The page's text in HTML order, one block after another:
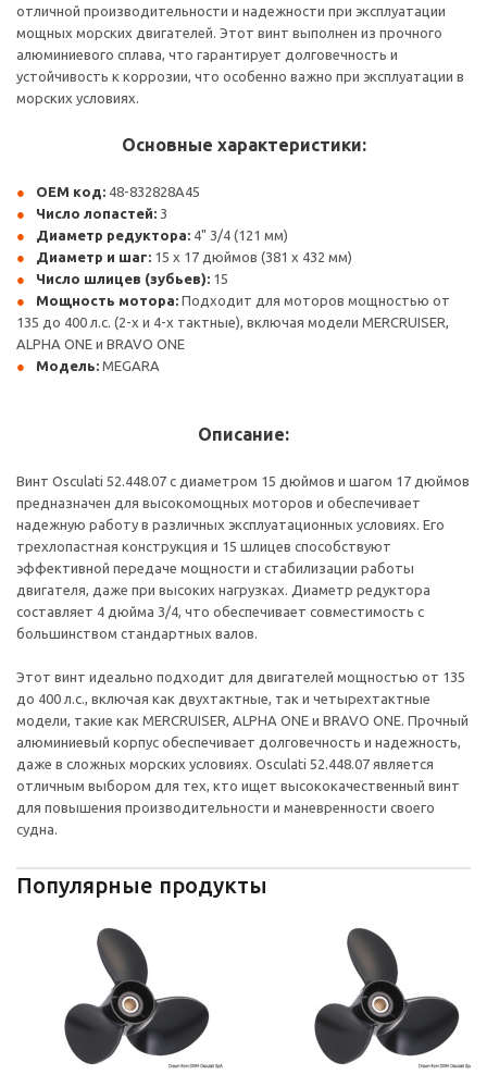
отличной производительности и надежности при эксплуатации
мощных морских двигателей. Этот винт выполнен из прочного
алюминиевого сплава, что гарантирует долговечность и
устойчивость к коррозии, что особенно важно при эксплуатации в
морских условиях.
Основные характеристики:
OEM код: 48-832828A45
Число лопастей: 3
Диаметр редуктора: 4" 3/4 (121 мм)
Диаметр и шаг: 15 x 17 дюймов (381 x 432 мм)
Число шлицев (зубьев): 15
Мощность мотора: Подходит для моторов мощностью от
135 до 400 л.с. (2-х и 4-х тактные), включая модели MERCRUISER,
ALPHA ONE и BRAVO ONE
Модель: MEGARA
Описание:
Винт Osculati 52.448.07 с диаметром 15 дюймов и шагом 17 дюймов
предназначен для высокомощных моторов и обеспечивает
надежную работу в различных эксплуатационных условиях. Его
трехлопастная конструкция и 15 шлицев способствуют
эффективной передаче мощности и стабилизации работы
двигателя, даже при высоких нагрузках. Диаметр редуктора
составляет 4 дюйма 3/4, что обеспечивает совместимость с
большинством стандартных валов.
Этот винт идеально подходит для двигателей мощностью от 135
до 400 л.с., включая как двухтактные, так и четырехтактные
модели, такие как MERCRUISER, ALPHA ONE и BRAVO ONE. Прочный
алюминиевый корпус обеспечивает долговечность и надежность,
даже в сложных морских условиях. Osculati 52.448.07 является
отличным выбором для тех, кто ищет высококачественный винт
для повышения производительности и маневренности своего
судна.
Популярные продукты